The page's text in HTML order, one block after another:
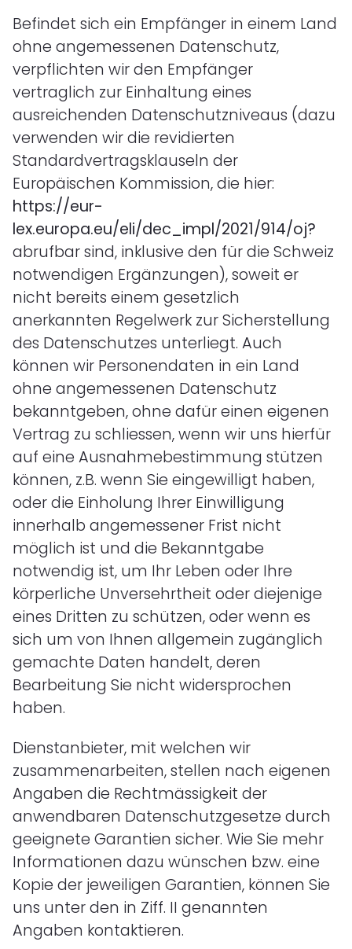
Befindet sich ein Empfänger in einem Land
ohne angemessenen Datenschutz,
verpflichten wir den Empfänger
vertraglich zur Einhaltung eines
ausreichenden Datenschutzniveaus (dazu
verwenden wir die revidierten
Standardvertragsklauseln der
Europäischen Kommission, die hier:
https://eur-
lex.europa.eu/eli/dec_impl/2021/914/oj?
abrufbar sind, inklusive den für die Schweiz
notwendigen Ergänzungen), soweit er
nicht bereits einem gesetzlich
anerkannten Regelwerk zur Sicherstellung
des Datenschutzes unterliegt. Auch
können wir Personendaten in ein Land
ohne angemessenen Datenschutz
bekanntgeben, ohne dafür einen eigenen
Vertrag zu schliessen, wenn wir uns hierfür
auf eine Ausnahmebestimmung stützen
können, z.B. wenn Sie eingewilligt haben,
oder die Einholung Ihrer Einwilligung
innerhalb angemessener Frist nicht
möglich ist und die Bekanntgabe
notwendig ist, um Ihr Leben oder Ihre
körperliche Unversehrtheit oder diejenige
eines Dritten zu schützen, oder wenn es
sich um von Ihnen allgemein zugänglich
gemachte Daten handelt, deren
Bearbeitung Sie nicht widersprochen
haben.
Dienstanbieter, mit welchen wir
zusammenarbeiten, stellen nach eigenen
Angaben die Rechtmässigkeit der
anwendbaren Datenschutzgesetze durch
geeignete Garantien sicher. Wie Sie mehr
Informationen dazu wünschen bzw. eine
Kopie der jeweiligen Garantien, können Sie
uns unter den in Ziff. II genannten
Angaben kontaktieren.